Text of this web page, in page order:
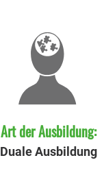
Art der Ausbildung:
Duale Ausbildung